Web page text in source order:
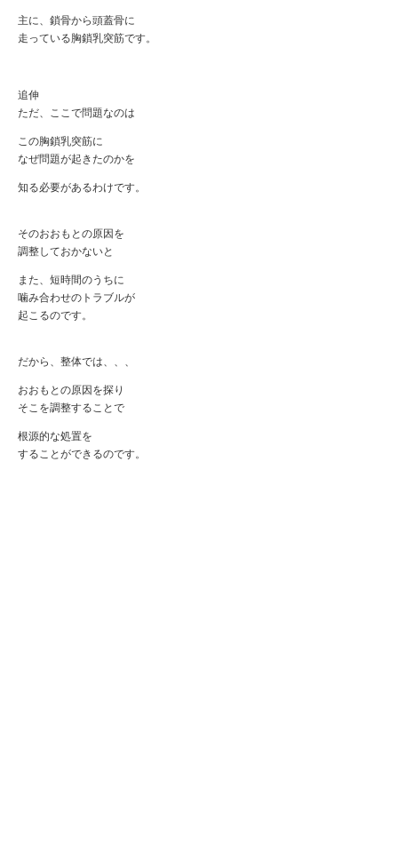
主に、鎖骨から頭蓋骨に
走っている胸鎖乳突筋です。
追伸
ただ、ここで問題なのは
この胸鎖乳突筋に
なぜ問題が起きたのかを
知る必要があるわけです。
そのおおもとの原因を
調整しておかないと
また、短時間のうちに
噛み合わせのトラブルが
起こるのです。
だから、整体では、、、
おおもとの原因を探り
そこを調整することで
根源的な処置を
することができるのです。